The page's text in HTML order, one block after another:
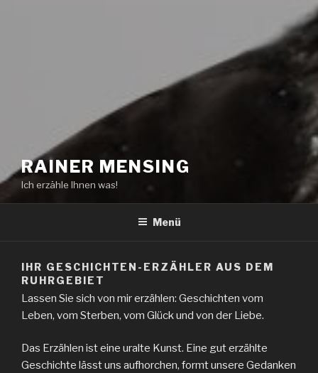
RAINER MENSING
Ich erzähle Ihnen was!
Menü
IHR GESCHICHTEN-ERZÄHLER AUS DEM
RUHRGEBIET
Lassen Sie sich von mir erzählen: Geschichten vom
Leben, vom Sterben, vom Glück und von der Liebe.
Das Erzählen ist eine uralte Kunst. Eine gut erzählte
Geschichte lässt uns aufhorchen, formt unsere Gedanken